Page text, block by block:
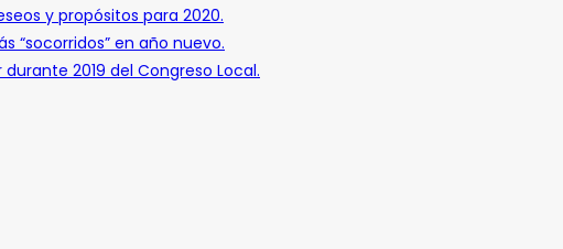
y propósitos para 2020.
“socorridos” en año nuevo.
2019 del Congreso Local.